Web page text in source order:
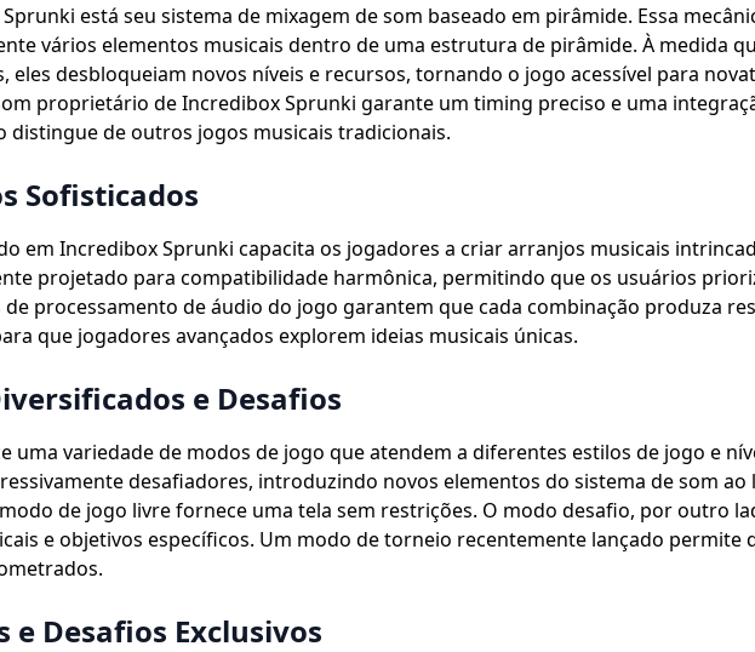
está seu sistema de mixagem de som baseado em pirâmide. Essa
vários elementos musicais dentro de uma estrutura de pirâmide. À medida
eles desbloqueiam novos níveis e recursos, tornando o jogo acessível para
proprietário de Incredibox Sprunki garante um timing preciso e uma
distingue de outros jogos musicais tradicionais.
Sofisticados
em Incredibox Sprunki capacita os jogadores a criar arranjos musicais
projetado para compatibilidade harmônica, permitindo que os usuários
de processamento de áudio do jogo garantem que cada combinação produza
que jogadores avançados explorem ideias musicais únicas.
e Desafios
uma variedade de modos de jogo que atendem a diferentes estilos de jogo e
desafiadores, introduzindo novos elementos do sistema de som
de jogo livre fornece uma tela sem restrições. O modo desafio, por outro
e objetivos específicos. Um modo de torneio recentemente lançado
e Desafios Exclusivos